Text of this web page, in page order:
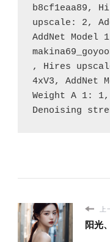
b8cf1eaa89,
upscale: 2,
AddNet Model
, Hires
4xV3, AddNet
Weight A 1:
Denoising
上
阳光